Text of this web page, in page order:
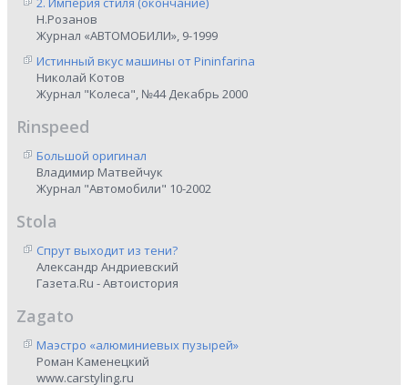
Н.Розанов
Журнал «АВТОМОБИЛИ», 9-1999
Истинный вкус машины от Pininfarina
Николай Котов
Журнал "Колеса", №44 Декабрь 2000
Rinspeed
Большой оригинал
Владимир Матвейчук
Журнал "Автомобили" 10-2002
Stola
Спрут выходит из тени?
Александр Андриевский
Газета.Ru - Автоистория
Zagato
Маэстро «алюминиевых пузырей»
Роман Каменецкий
www.carstyling.ru